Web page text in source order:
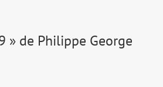
» de Philippe George